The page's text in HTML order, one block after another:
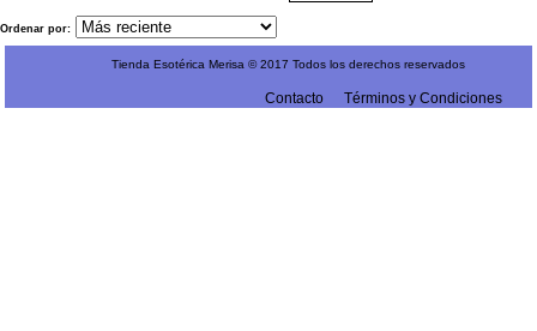
Ordenar por:
Tienda Esotérica Merisa © 2017 Todos los derechos reservados
Contacto Términos y Condiciones